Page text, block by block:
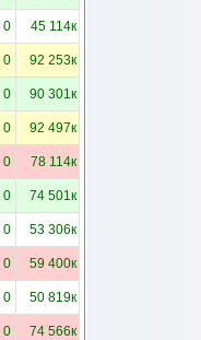
0 45 114к
0 92 253к
0 90 301к
0 92 497к
0 78 114к
0 74 501к
0 53 306к
0 59 400к
0 50 819к
0 74 566к